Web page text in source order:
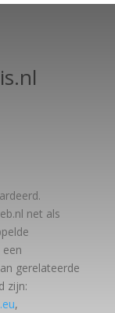
net als
gerelateerde
zijn:
,